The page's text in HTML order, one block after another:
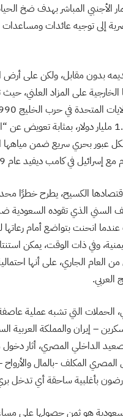
الأجنبي المباشر بهدف ضخ
إلى توجيه عائدات
مقابل، ولكن على أرض
الخارجية على المزاد العلني،
العسكرية التي تتلقاها عادة من الولايات المتحدة بمبلغ 1.3
عبور بحري سريع ضمن مياهها
إسرائيل في كامب ديفيد عام 1979.
الكسيح، يطرح خطرًا
السني الذي تقوده السعودية
انحنت بتواضع أمام رعاتها
وفي ذات الوقت، يمكن
العام الجاري، على أنها
العربي.
الحملات التي تشبه عملية
– إيران والمملكة العربية
الداخلي المصري، أثار
المكلف -بالمال
بأغلبية ساحقة أي تدخل
هو ثمن حصولها على